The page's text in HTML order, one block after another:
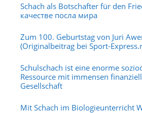
Schach als Botschafter für den
качестве посла мира
Zum 100. Geburtstag von Juri
(Originalbeitrag bei Sport-
Schulschach ist eine enorme
Ressource mit immensen
Gesellschaft
Mit Schach im Biologieunterricht